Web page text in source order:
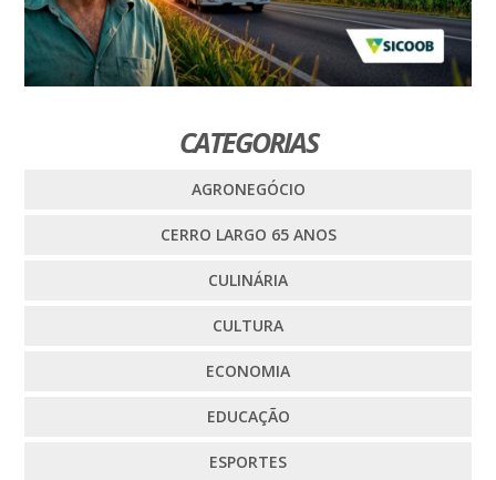
CATEGORIAS
AGRONEGÓCIO
CERRO LARGO 65 ANOS
CULINÁRIA
CULTURA
ECONOMIA
EDUCAÇÃO
ESPORTES